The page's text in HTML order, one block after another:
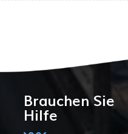
Brauchen Sie
Hilfe